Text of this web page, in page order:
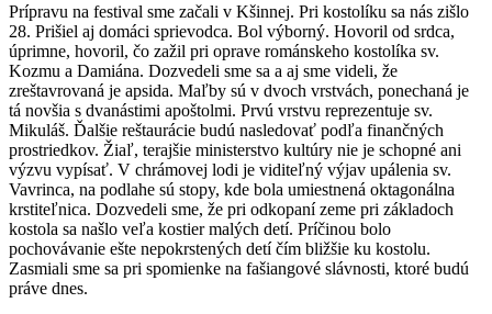
Prípravu na festival sme začali v Kšinnej. Pri kostolíku sa nás zišlo
28. Prišiel aj domáci sprievodca. Bol výborný. Hovoril od srdca,
úprimne, hovoril, čo zažil pri oprave románskeho kostolíka sv.
Kozmu a Damiána. Dozvedeli sme sa a aj sme videli, že
zreštavrovaná je apsida. Maľby sú v dvoch vrstvách, ponechaná je
tá novšia s dvanástimi apoštolmi. Prvú vrstvu reprezentuje sv.
Mikuláš. Ďalšie reštaurácie budú nasledovať podľa finančných
prostriedkov. Žiaľ, terajšie ministerstvo kultúry nie je schopné ani
výzvu vypísať. V chrámovej lodi je viditeľný výjav upálenia sv.
Vavrinca, na podlahe sú stopy, kde bola umiestnená oktagonálna
krstiteľnica. Dozvedeli sme, že pri odkopaní zeme pri základoch
kostola sa našlo veľa kostier malých detí. Príčinou bolo
pochovávanie ešte nepokrstených detí čím bližšie ku kostolu.
Zasmiali sme sa pri spomienke na fašiangové slávnosti, ktoré budú
práve dnes.